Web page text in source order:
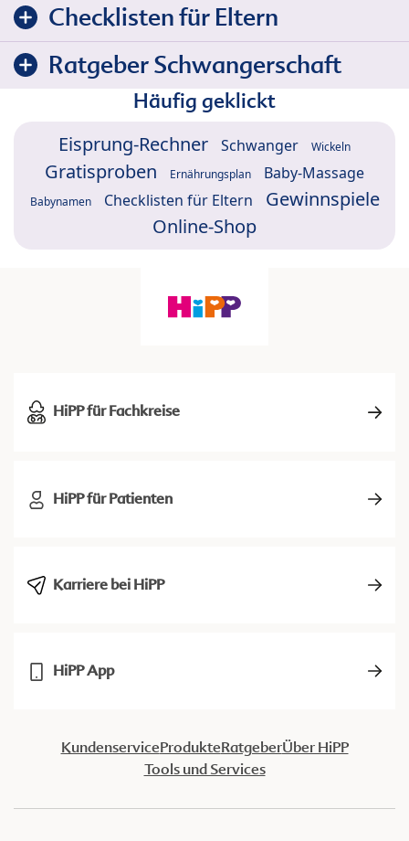
Checklisten für Eltern
Ratgeber Schwangerschaft
Häufig geklickt
Eisprung-Rechner Schwanger Wickeln
Gratisproben Ernährungsplan Baby-Massage
Babynamen Checklisten für Eltern
Gewinnspiele
Online-Shop
HiPP für Fachkreise
HiPP für Patienten
Karriere bei HiPP
HiPP App
KundenserviceProdukteRatgeberÜber HiPP
Tools und Services